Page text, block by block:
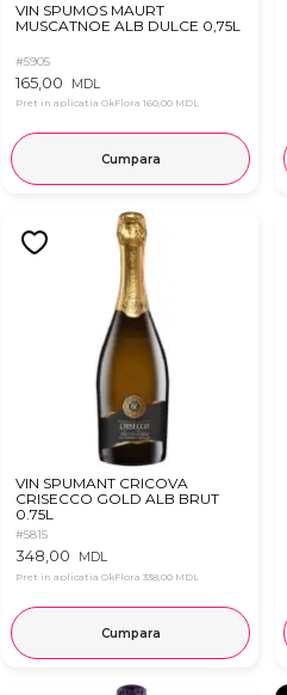
VIN SPUMOS MAURT
MUSCATNOE ALB DULCE 0,75L
#5905
165,00 MDL
Pret in aplicatia OkFlora 160,00 MDL
Cumpara
VIN SPUMANT CRICOVA
CRISECCO GOLD ALB BRUT
0.75L
#5815
348,00 MDL
Pret in aplicatia OkFlora 338,00 MDL
Cumpara